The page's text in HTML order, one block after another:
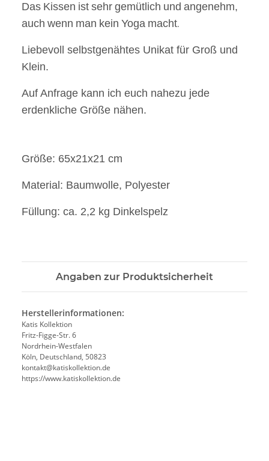
Das Kissen ist sehr gemütlich und angenehm,
auch wenn man kein Yoga macht.
Liebevoll selbstgenähtes Unikat für Groß und
Klein.
Auf Anfrage kann ich euch nahezu jede
erdenkliche Größe nähen.
Größe: 65x21x21 cm
Material: Baumwolle, Polyester
Füllung: ca. 2,2 kg Dinkelspelz
Angaben zur Produktsicherheit
Herstellerinformationen:
Katis Kollektion
Fritz-Figge-Str. 6
Nordrhein-Westfalen
Köln, Deutschland, 50823
kontakt@katiskollektion.de
https://www.katiskollektion.de